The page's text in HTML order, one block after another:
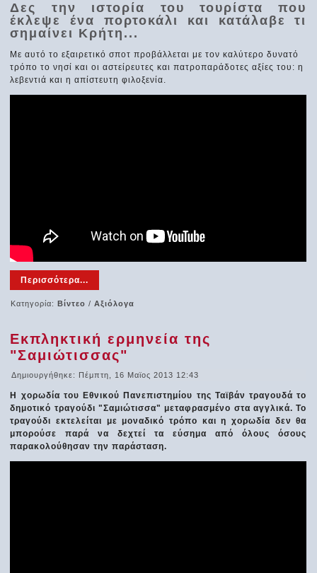
Δες την ιστορία του τουρίστα που
έκλεψε ένα πορτοκάλι και κατάλαβε τι
σημαίνει Κρήτη...
Με αυτό το εξαιρετικό σποτ προβάλλεται με τον καλύτερο δυνατό
τρόπο το νησί και οι αστείρευτες και πατροπαράδοτες αξίες του: η
λεβεντιά και η απίστευτη φιλοξενία.
Περισσότερα...
Κατηγορία:Βίντεο /Αξιόλογα
Εκπληκτική ερμηνεία της
"Σαμιώτισσας"
Δημιουργήθηκε: Πέμπτη, 16 Μαϊος 2013 12:43
Η χορωδία του Εθνικού Πανεπιστημίου της Ταϊβάν τραγουδά το
δημοτικό τραγούδι "Σαμιώτισσα" μεταφρασμένο στα αγγλικά. Το
τραγούδι εκτελείται με μοναδικό τρόπο και η χορωδία δεν θα
μπορούσε παρά να δεχτεί τα εύσημα από όλους όσους
παρακολούθησαν την παράσταση.